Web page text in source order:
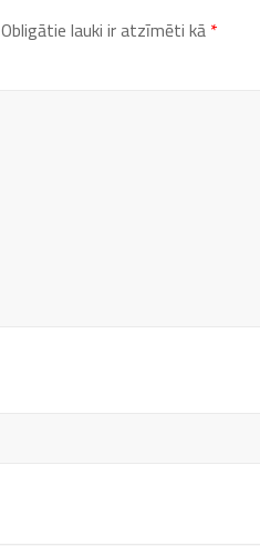
Obligātie lauki ir atzīmēti kā*